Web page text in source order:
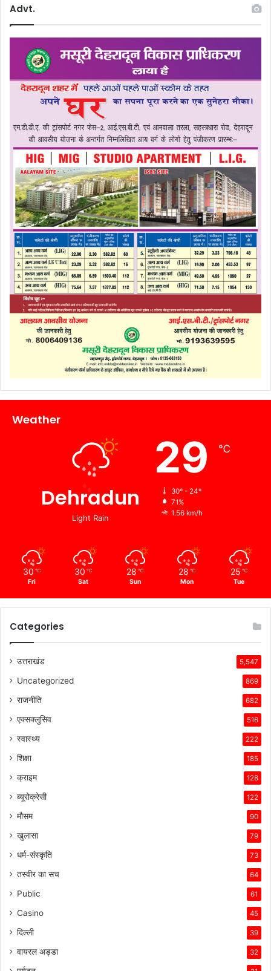
Advt.
Weather
Dehradun
Light Rain
29 ℃
30º - 24º
71%
1.56 km/h
30 ℃
Fri
30 ℃
Sat
28 ℃
Sun
28 ℃
Mon
25 ℃
Tue
Categories
उत्तराखंड 5,547
Uncategorized 869
राजनीति 682
एक्सक्लुसिव 516
स्वास्थ्य 222
शिक्षा 185
क्राइम 128
ब्यूरोक्रेसी 122
मौसम 90
खुलासा 79
धर्म-संस्कृति 73
तस्वीर का सच 64
Public 61
Casino 45
दिल्ली 39
वायरल अड्डा 32